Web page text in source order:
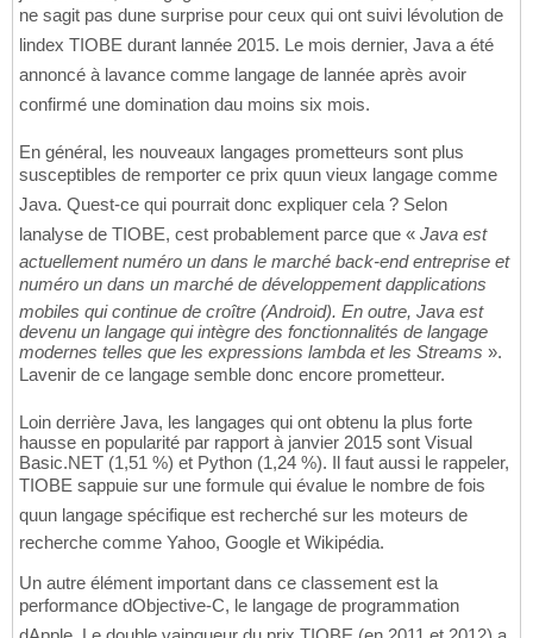
ne sagit pas dune surprise pour ceux qui ont suivi lévolution de
lindex TIOBE durant lannée 2015. Le mois dernier, Java a été
annoncé à lavance comme langage de lannée après avoir
confirmé une domination dau moins six mois.
En général, les nouveaux langages prometteurs sont plus
susceptibles de remporter ce prix quun vieux langage comme
Java. Quest-ce qui pourrait donc expliquer cela ? Selon
lanalyse de TIOBE, cest probablement parce que « Java est
actuellement numéro un dans le marché back-end entreprise et
numéro un dans un marché de développement dapplications
mobiles qui continue de croître (Android). En outre, Java est
devenu un langage qui intègre des fonctionnalités de langage
modernes telles que les expressions lambda et les Streams ».
Lavenir de ce langage semble donc encore prometteur.
Loin derrière Java, les langages qui ont obtenu la plus forte
hausse en popularité par rapport à janvier 2015 sont Visual
Basic.NET (1,51 %) et Python (1,24 %). Il faut aussi le rappeler,
TIOBE sappuie sur une formule qui évalue le nombre de fois
quun langage spécifique est recherché sur les moteurs de
recherche comme Yahoo, Google et Wikipédia.
Un autre élément important dans ce classement est la
performance dObjective-C, le langage de programmation